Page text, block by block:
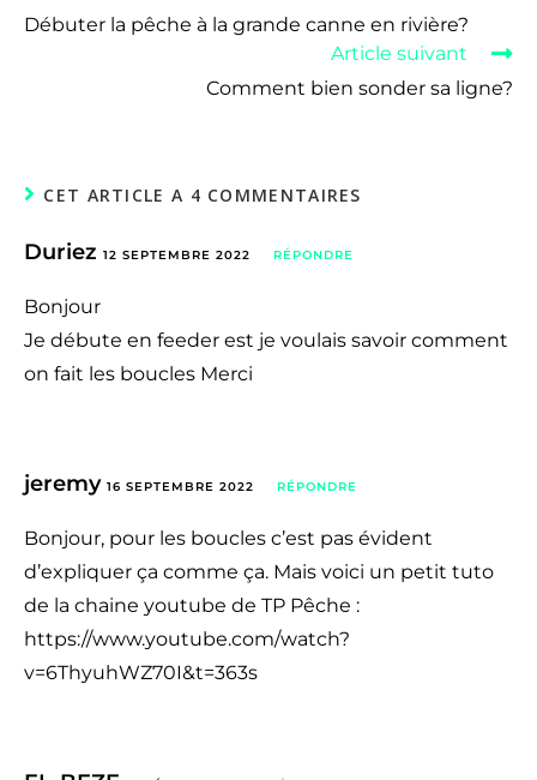
Débuter la pêche à la grande canne en rivière?
Article suivant
Comment bien sonder sa ligne?
CET ARTICLE A 4 COMMENTAIRES
Duriez 12 SEPTEMBRE 2022 RÉPONDRE
Bonjour
Je débute en feeder est je voulais savoir comment
on fait les boucles Merci
jeremy 16 SEPTEMBRE 2022 RÉPONDRE
Bonjour, pour les boucles c’est pas évident
d’expliquer ça comme ça. Mais voici un petit tuto
de la chaine youtube de TP Pêche :
https://www.youtube.com/watch?
v=6ThyuhWZ70I&t=363s